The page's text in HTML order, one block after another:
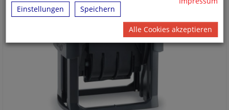
Einstellungen
Speichern
Alle Cookies akzeptieren